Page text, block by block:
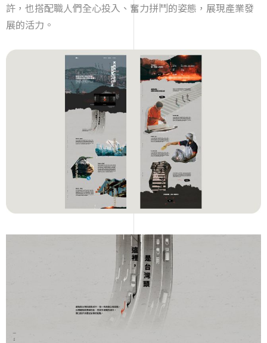
許，也搭配職人們全心投入、奮力拼鬥的姿態，展現產業發
展的活力。